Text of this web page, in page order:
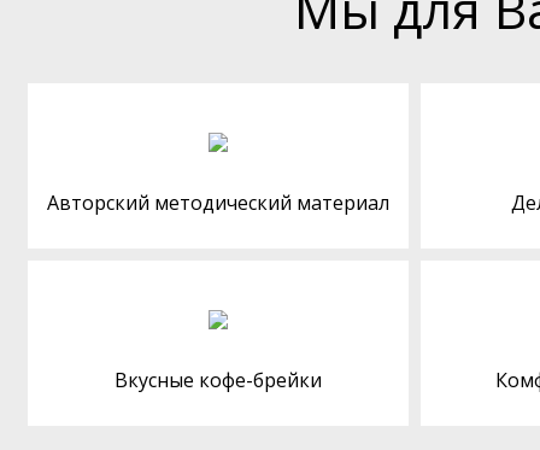
Авторский методический материал
Вкусные кофе-брейки